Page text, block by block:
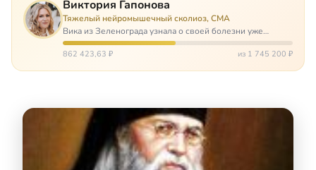
Виктория Гапонова
Тяжелый нейромышечный сколиоз, СМА
Вика из Зеленограда узнала о своей болезни уже
будучи в сознательном возрасте. Ей пришлось
привыкать к инвалидной коляске и сильнейшему
862 423,63 ₽ из 1 745 200 ₽